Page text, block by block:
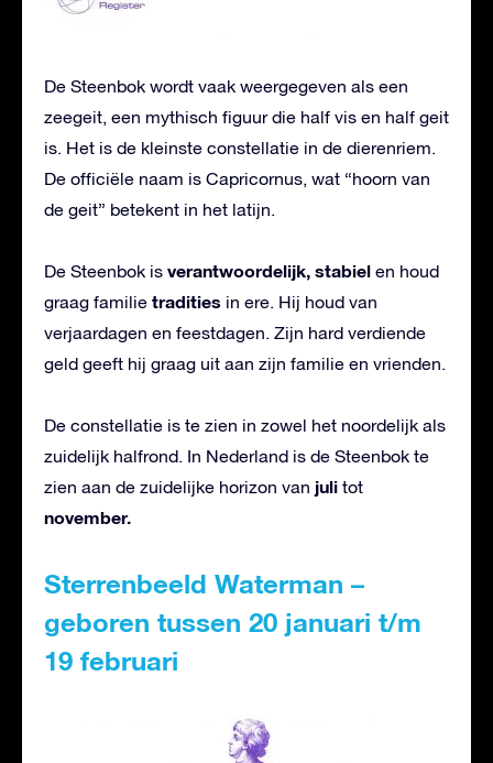
De Steenbok wordt vaak weergegeven als een
zeegeit, een mythisch figuur die half vis en half geit
is. Het is de kleinste constellatie in de dierenriem.
De officiële naam is Capricornus, wat “hoorn van
de geit” betekent in het latijn.
De Steenbok is verantwoordelijk, stabiel en houd
graag familie tradities in ere. Hij houd van
verjaardagen en feestdagen. Zijn hard verdiende
geld geeft hij graag uit aan zijn familie en vrienden.
De constellatie is te zien in zowel het noordelijk als
zuidelijk halfrond. In Nederland is de Steenbok te
zien aan de zuidelijke horizon van juli tot
november.
Sterrenbeeld Waterman –
geboren tussen 20 januari t/m
19 februari